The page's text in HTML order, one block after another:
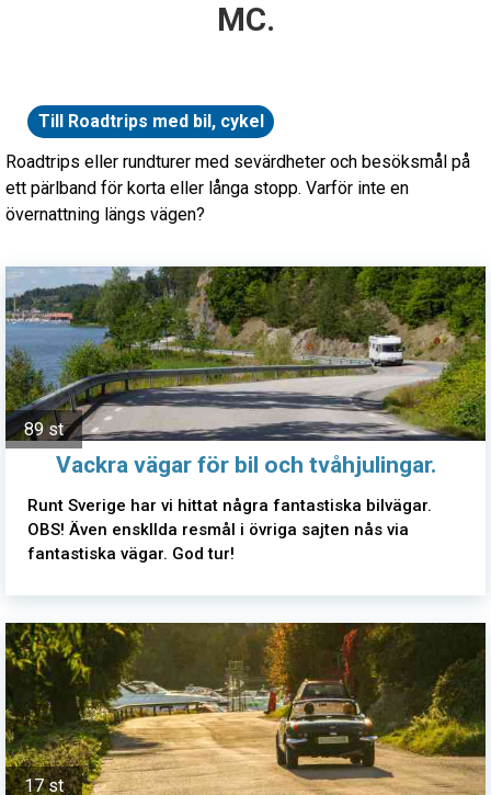
MC.
Till Roadtrips med bil, cykel
eller MC. översikt
Roadtrips eller rundturer med sevärdheter och besöksmål på
ett pärlband för korta eller långa stopp. Varför inte en
övernattning längs vägen?
89 st
Vackra vägar för bil och tvåhjulingar.
Runt Sverige har vi hittat några fantastiska bilvägar.
OBS! Även enskllda resmål i övriga sajten nås via
fantastiska vägar. God tur!
17 st